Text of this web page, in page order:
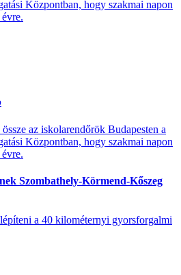
Központban, hogy szakmai napon
az iskolarendőrök Budapesten a
Központban, hogy szakmai napon
Szombathely-Körmend-Kőszeg
a 40 kilométernyi gyorsforgalmi